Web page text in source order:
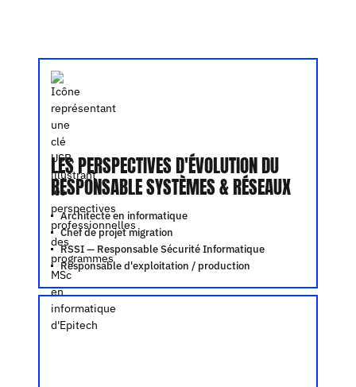
LES PERSPECTIVES D'ÉVOLUTION DU
RESPONSABLE SYSTÈMES & RÉSEAUX
Architecte en informatique
Chef de projet migration
RSSI — Responsable Sécurité Informatique
Responsable d'exploitation / production